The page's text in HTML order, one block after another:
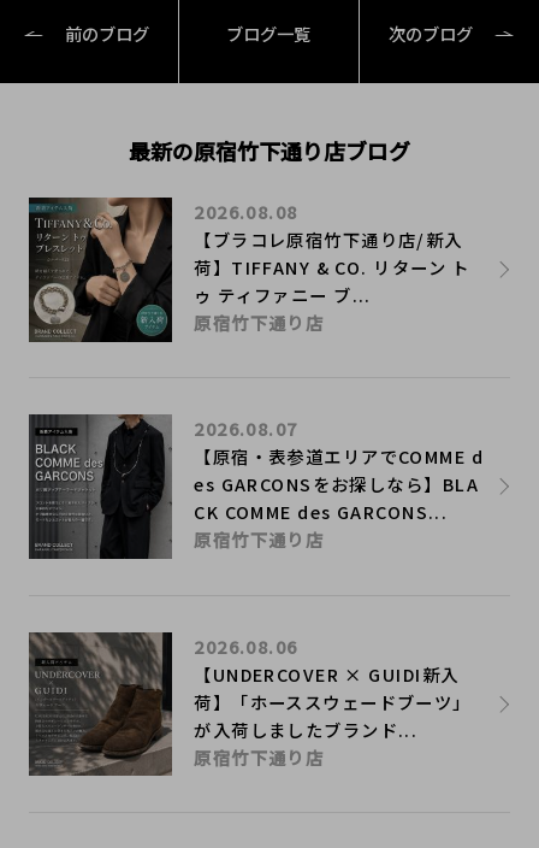
前のブログ ブログ一覧 次のブログ
最新の原宿竹下通り店ブログ
【ブラコレ原宿竹下通り店/新入
荷】TIFFANY & CO. リターン ト
ゥ ティファニー ブ...
2026.08.08
原宿竹下通り店
【原宿・表参道エリアでCOMME d
es GARCONSをお探しなら】BLA
CK COMME des GARCONS...
2026.08.07
原宿竹下通り店
【UNDERCOVER × GUIDI新入
荷】「ホーススウェードブーツ」
が入荷しましたブランド...
2026.08.06
原宿竹下通り店